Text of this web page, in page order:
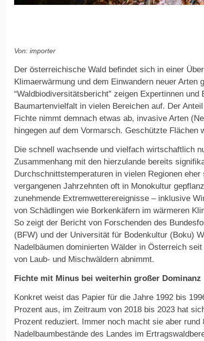
Von: importer
Der österreichische Wald befindet sich in einer
Klimaerwärmung und dem Einwandern neuer Arten
“Waldbiodiversitätsbericht” zeigen Expertinnen
Baumartenvielfalt in vielen Bereichen auf. Der
Fichte nimmt demnach etwas ab, invasive Arten
hingegen auf dem Vormarsch. Geschützte Flächen
Die schnell wachsende und vielfach wirtschaftlich
Zusammenhang mit den hierzulande bereits
Durchschnittstemperaturen in vielen Regionen
vergangenen Jahrzehnten oft in Monokultur
zunehmende Extremwetterereignisse – inklusive
von Schädlingen wie Borkenkäfern im wärmeren
So zeigt der Bericht von Forschenden des
(BFW) und der Universität für Bodenkultur (Boku)
Nadelbäumen dominierten Wälder in Österreich
von Laub- und Mischwäldern abnimmt.
Fichte mit Minus bei weiterhin großer Dominanz
Konkret weist das Papier für die Jahre 1992 bis
Prozent aus, im Zeitraum von 2018 bis 2023 hat
Prozent reduziert. Immer noch macht sie aber rund
Nadelbaumbestände des Landes im